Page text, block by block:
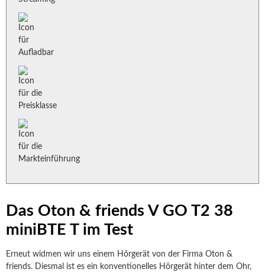
Das Oton & friends V GO T2 38
miniBTE T im Test
Erneut widmen wir uns einem Hörgerät von der Firma Oton &
friends. Diesmal ist es ein konventionelles Hörgerät hinter dem Ohr,